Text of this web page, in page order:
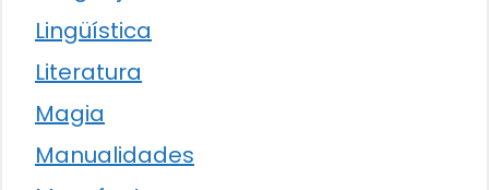
Lingüística
Literatura
Magia
Manualidades